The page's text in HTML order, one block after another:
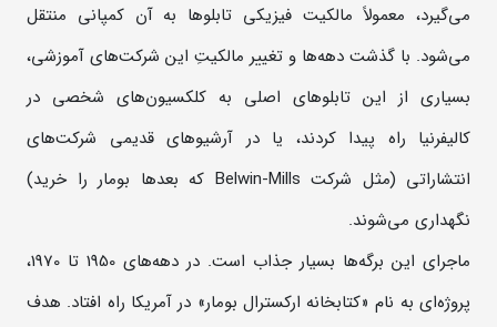
می‌گیرد، معمولاً مالکیت فیزیکی تابلوها به آن کمپانی منتقل
می‌شود. با گذشت دهه‌ها و تغییر مالکیتِ این شرکت‌های آموزشی،
بسیاری از این تابلوهای اصلی به کلکسیون‌های شخصی در
کالیفرنیا راه پیدا کردند، یا در آرشیوهای قدیمی شرکت‌های
انتشاراتی (مثل شرکت Belwin-Mills که بعدها بومار را خرید)
نگهداری می‌شوند.
ماجرای این برگه‌ها بسیار جذاب است. در دهه‌های 1950 تا 1970،
پروژه‌ای به نام «کتابخانه ارکسترال بومار» در آمریکا راه افتاد. هدف